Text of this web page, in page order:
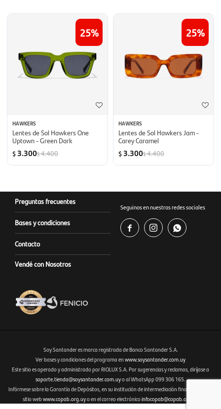
25
HAWKERS
Lentes de Sol Hawkers One
Uptown - Green Dark
$ 3.300$4.400
25
HAWKERS
Lentes de Sol Hawkers Jam -
Carey Caramel
$ 3.300$4.400
Preguntas frecuentes
Bases y condiciones
Contacto
Vendé con Nosotros
Seguinos en nuestras redes sociales
  
Fenicio eCommerce Uruguay
Soy Santander es marca registrada de Banco Santander S.A.
Ver bases y condiciones del programa en www.soysantander.com.uy
Este sitio es operado y administrado por RIOLUX S.A. Por sugerencias y reclamos, diríjase a
soporte.tienda@soysantander.com.uyo al WhatsApp 099 306 165.
Infórmese sobre la Garantía de Depósitos, en su institución de intermediación financiera, en el
sitio webwww.copab.org.uyo en el correo electrónicoinfocopab@copab.org.uy